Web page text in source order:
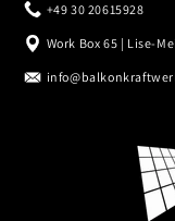
+49 30 20615928
Work Box 65 | Lise-